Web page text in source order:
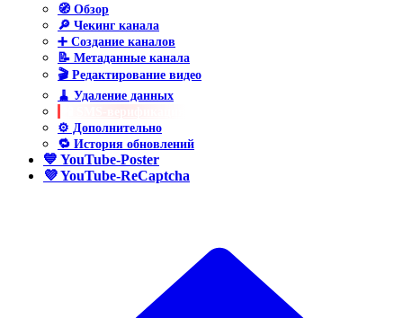
🧭 Обзор
🔎 Чекинг канала
➕ Создание каналов
📝 Метаданные канала
🎬 Редактирование видео
🧹 Удаление данных
⚙️ Дополнительно
🔁 История обновлений
💙 YouTube-Poster
💜 YouTube-ReCaptcha